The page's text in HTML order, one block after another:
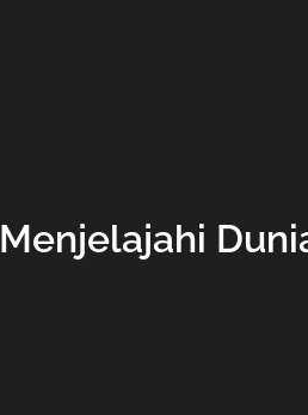
Menjelajahi